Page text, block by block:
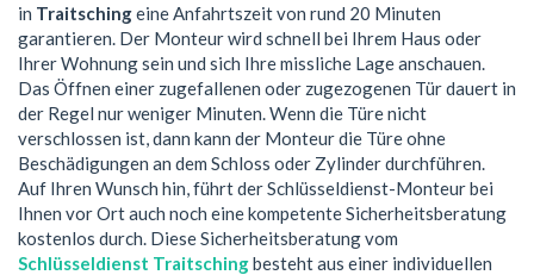
in Traitschingeine Anfahrtszeit von rund 20 Minuten
garantieren. Der Monteur wird schnell bei Ihrem Haus oder
Ihrer Wohnung sein und sich Ihre missliche Lage anschauen.
Das Öffnen einer zugefallenen oder zugezogenen Tür dauert in
der Regel nur weniger Minuten. Wenn die Türe nicht
verschlossen ist, dann kann der Monteur die Türe ohne
Beschädigungen an dem Schloss oder Zylinder durchführen.
Auf Ihren Wunsch hin, führt der Schlüsseldienst-Monteur bei
Ihnen vor Ort auch noch eine kompetente Sicherheitsberatung
kostenlos durch. Diese Sicherheitsberatung vom
Schlüsseldienst Traitschingbesteht aus einer individuellen